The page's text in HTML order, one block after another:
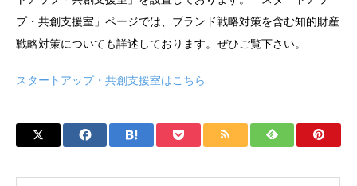
プ・共創支援室」ページでは、ブランド戦略対策を含む知的財産
戦略対策についても詳述しております。ぜひご覧下さい。
スタートアップ・共創支援室はこちら